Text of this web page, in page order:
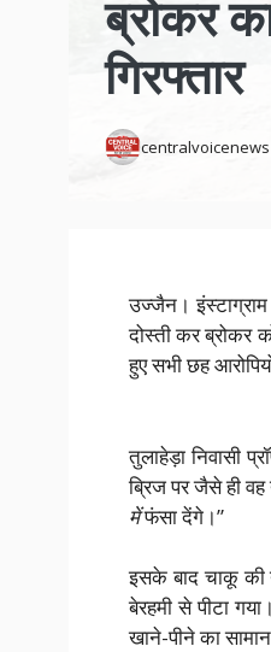
ब्रोकर
गिरफ्तार
centralvoicenews
उज्जैन। इंस्टाग्राम
दोस्ती कर ब्रोकर
हुए सभी छह
तुलाहेड़ा निवासी
ब्रिज पर जैसे ही
मेंफंसा देंगे।”
इसके बाद चाकू की
बेरहमी से पीटा
खाने-पीने का